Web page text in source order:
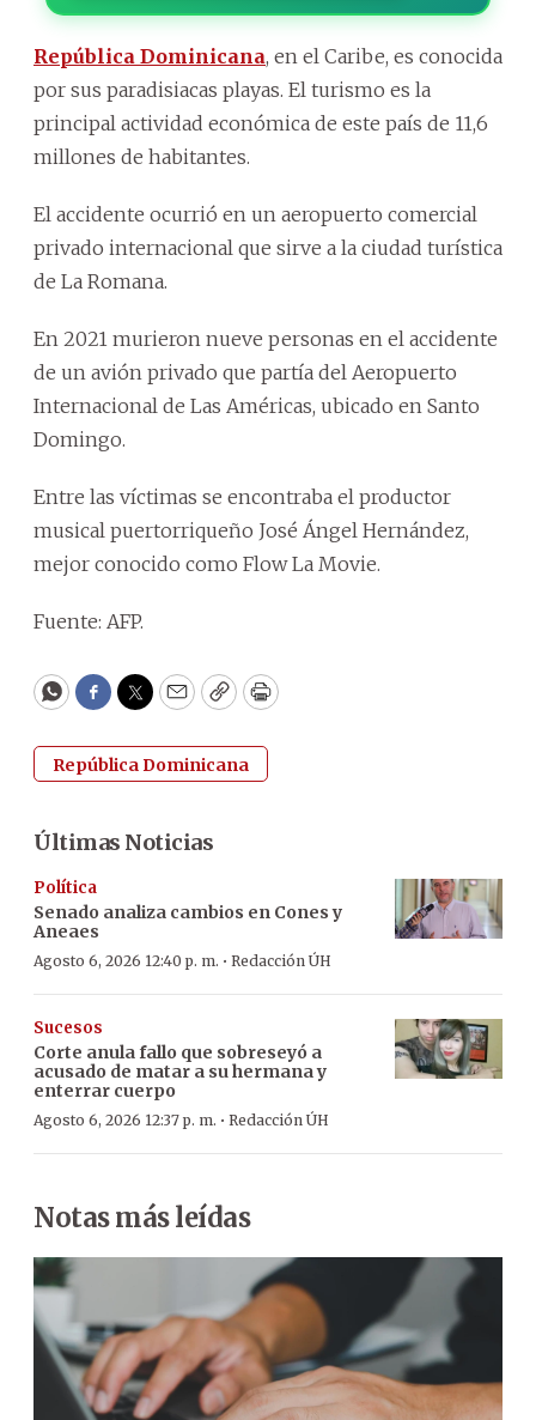
República Dominicana, en el Caribe, es conocida
por sus paradisiacas playas. El turismo es la
principal actividad económica de este país de 11,6
millones de habitantes.
El accidente ocurrió en un aeropuerto comercial
privado internacional que sirve a la ciudad turística
de La Romana.
En 2021 murieron nueve personas en el accidente
de un avión privado que partía del Aeropuerto
Internacional de Las Américas, ubicado en Santo
Domingo.
Entre las víctimas se encontraba el productor
musical puertorriqueño José Ángel Hernández,
mejor conocido como Flow La Movie.
Fuente: AFP.
WhatsApp
Facebook
Twitter
EmailCopyPrint
República Dominicana
Últimas Noticias
Política
Senado analiza cambios en Cones y
Aneaes
Agosto 6, 2026 12:40 p. m. · Redacción ÚH
Sucesos
Corte anula fallo que sobreseyó a
acusado de matar a su hermana y
enterrar cuerpo
Agosto 6, 2026 12:37 p. m. · Redacción ÚH
Notas más leídas